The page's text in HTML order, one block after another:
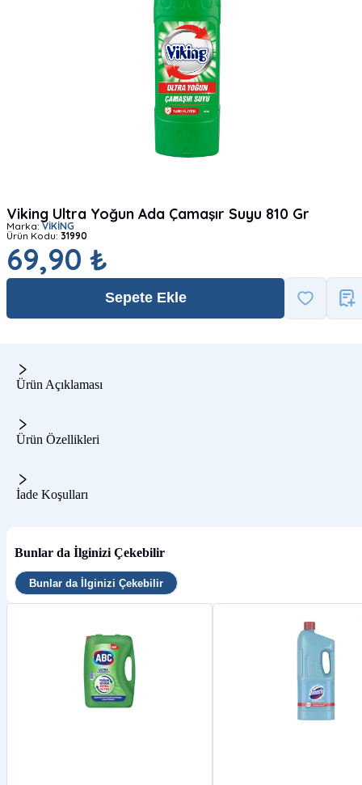
Viking Ultra Yoğun Ada Çamaşır Suyu 810 Gr
Marka:VİKİNG
Ürün Kodu: 31990
69,90 ₺
Sepete Ekle
Ürün Açıklaması
Ürün Özellikleri
İade Koşulları
Bunlar da İlginizi Çekebilir
Bunlar da İlginizi Çekebilir